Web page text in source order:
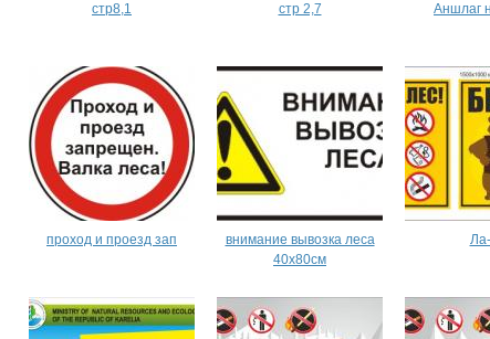
стр8,1 стр 2,7 Аншлаг
проход и проезд зап
внимание вывозка леса
40х80см